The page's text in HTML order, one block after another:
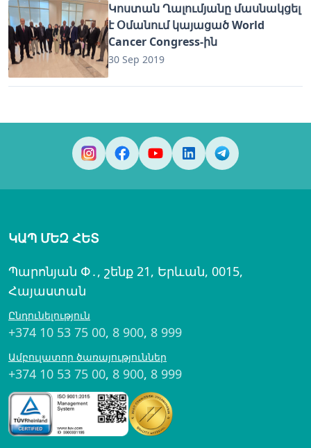
Կոստան Ղալումյանը մասնակցել
է Օմանում կայացած World
Cancer Congress-ին
30 Sep 2019
ԿԱՊ ՄԵԶ ՀԵՏ
Պարոնյան Փ․, շենք 21, Երևան, 0015,
Հայաստան
Ընդունելություն
+374 10 53 75 00, 8 900, 8 999
Ամբուլատոր ծառայություններ
+374 10 53 75 00, 8 900, 8 999